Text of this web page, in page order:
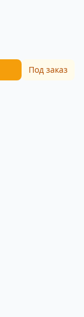
Под заказ